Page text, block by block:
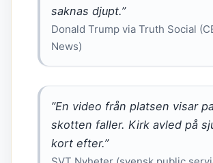
saknas djupt.”
Donald Trump via Truth Social
News)
”En video från platsen visar
skotten faller. Kirk avled på
kort efter.”